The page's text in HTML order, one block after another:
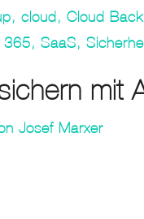
, cloud , Cloud
365, SaaS,
mit
Josef Marxer